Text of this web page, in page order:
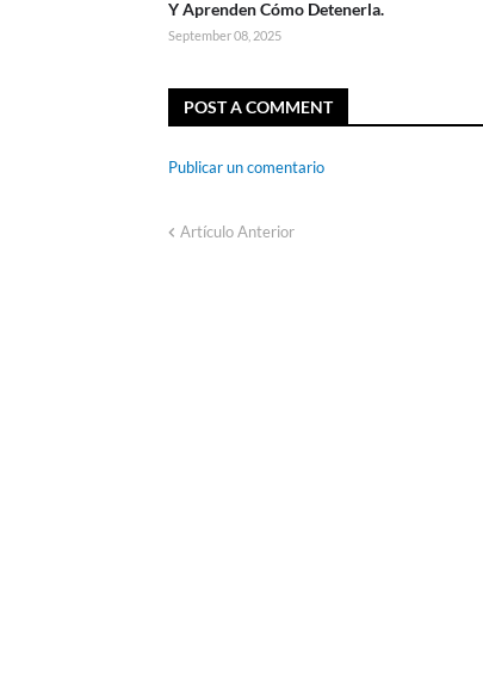
Y Aprenden Cómo Detenerla.
September 08, 2025
POST A COMMENT
Publicar un comentario
Artículo Anterior